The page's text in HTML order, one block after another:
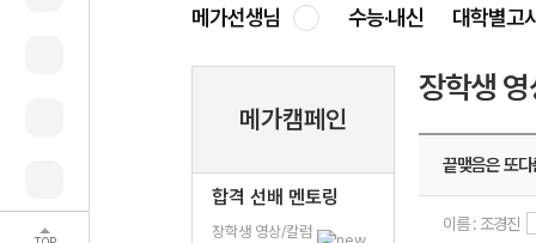
메가선생님 수능·내신 대학별고
메가캠페인
합격 선배 멘토링
장학생 영상/칼럼
장학생
끝맺음은 또
이름 : 조경진